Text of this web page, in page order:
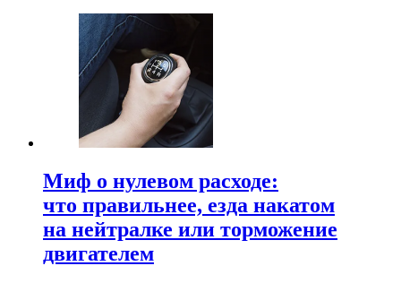
Миф о нулевом расходе:
что правильнее, езда накатом
на нейтралке или торможение
двигателем